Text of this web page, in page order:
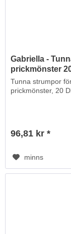
Gabriella -
prickmönster
Tunna strumpor
prickmönster, 20
96,81 kr *
minns